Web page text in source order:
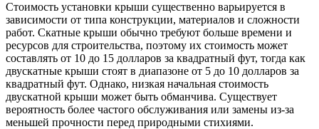
Стоимость установки крыши существенно варьируется в
зависимости от типа конструкции, материалов и сложности
работ. Скатные крыши обычно требуют больше времени и
ресурсов для строительства, поэтому их стоимость может
составлять от 10 до 15 долларов за квадратный фут, тогда как
двускатные крыши стоят в диапазоне от 5 до 10 долларов за
квадратный фут. Однако, низкая начальная стоимость
двускатной крыши может быть обманчива. Существует
вероятность более частого обслуживания или замены из-за
меньшей прочности перед природными стихиями.